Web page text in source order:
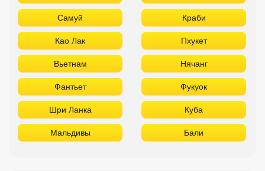
Самуй Краби
Као Лак Пхукет
Вьетнам Нячанг
Фантьет Фукуок
Шри Ланка Куба
Мальдивы Бали